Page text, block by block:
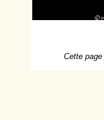
Cette